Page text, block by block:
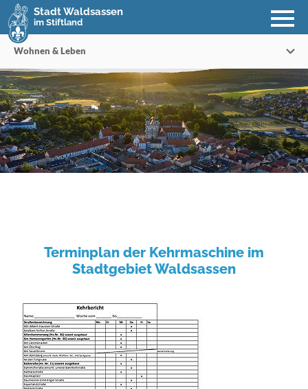
Stadt Waldsassen
im Stiftland
Wohnen & Leben
Terminplan der Kehrmaschine im
Stadtgebiet Waldsassen